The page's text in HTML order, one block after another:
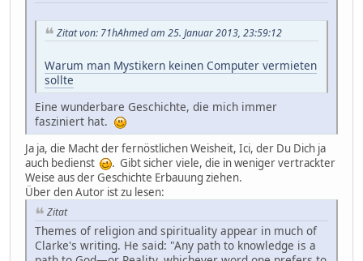
Zitat von: 71hAhmed am 25. Januar 2013, 23:59:12
Warum man Mystikern keinen Computer vermieten
sollte
Eine wunderbare Geschichte, die mich immer
fasziniert hat.
Ja ja, die Macht der fernöstlichen Weisheit, Ici, der Du Dich ja
auch bedienst
. Gibt sicher viele, die in weniger vertrackter
Weise aus der Geschichte Erbauung ziehen.
Über den Autor ist zu lesen:
Zitat
Themes of religion and spirituality appear in much of
Clarke's writing. He said: "Any path to knowledge is a